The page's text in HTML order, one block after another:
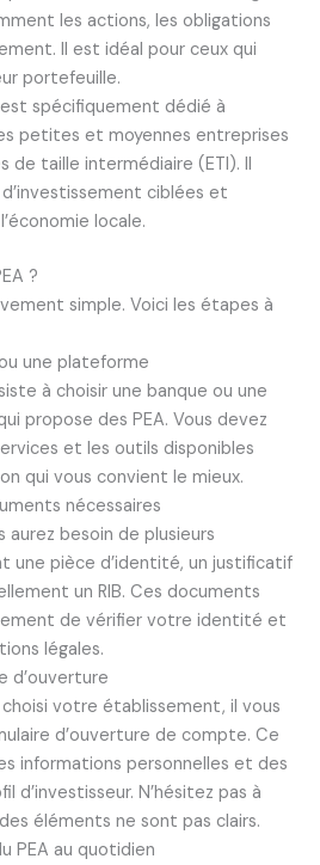
les actions, les obligations
Il est idéal pour ceux qui
portefeuille.
spécifiquement dédié à
petites et moyennes entreprises
de taille intermédiaire (ETI). Il
ciblées et
locale.
?
simple. Voici les étapes à
une plateforme
à choisir une banque ou une
propose des PEA. Vous devez
et les outils disponibles
qui vous convient le mieux.
nécessaires
aurez besoin de plusieurs
une pièce d’identité, un justificatif
un RIB. Ces documents
de vérifier votre identité et
légales.
d’ouverture
votre établissement, il vous
d’ouverture de compte. Ce
informations personnelles et des
d’investisseur. N’hésitez pas à
éléments ne sont pas clairs.
PEA au quotidien